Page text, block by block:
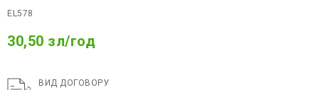
EL578
30,50 зл/год
ВИД ДОГОВОРУ